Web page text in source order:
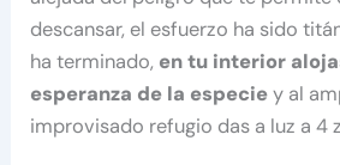
descansar, el esfuerzo ha sido
ha terminado, en tu interior
esperanza de la especiey al
improvisado refugio das a luz a 4